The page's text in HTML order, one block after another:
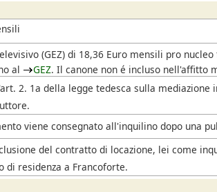
(GEZ) di 18,36 Euro mensili pro
al
GEZ. Il canone non é incluso nell'affitto
2. 1a della legge tedesca sulla
viene consegnato all'inquilino dopo una
del contratto di locazione, lei come
di residenza a Francoforte.